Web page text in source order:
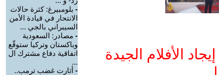
الأفلام الجيدة
- بلومبيرغ: كثرة حالات
الانتحار في قيادة الأمن
السيبراني بالجي ...
- مصادر: السعودية
وباكستان وتركيا ستوقّع
اتفاقية دفاع مشترك ال
...
- أثارت غضب ترمب..